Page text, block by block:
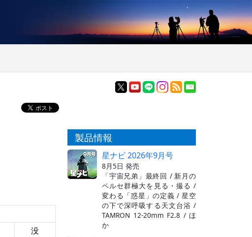
没
製品情報
星ナビ 2026年9月号
8月5日 発売
「宇宙兄弟」最終回 / 新月の
ペルセ群極大を見る・撮る /
変わる「惑星」の定義 / 星空
の下で深呼吸する天文台浴 /
TAMRON 12-20mm F2.8 / ほ
か